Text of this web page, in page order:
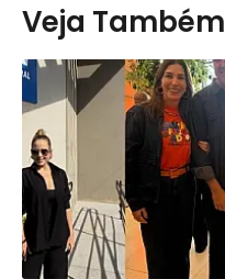
Veja Também